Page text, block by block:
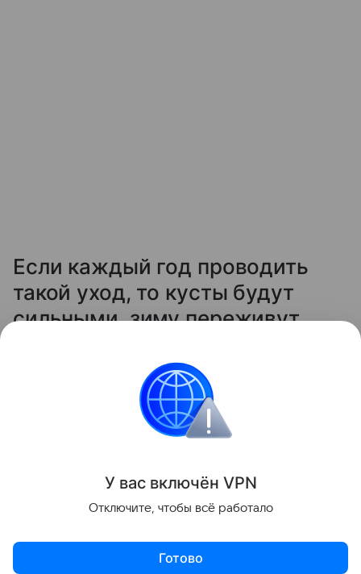
Если каждый год проводить
такой уход, то кусты будут
сильными, зиму переживут
отблагодарят вас крупной и
сладкой ягодой.
У вас включён VPN
Отключите, чтобы всё работало
Готово